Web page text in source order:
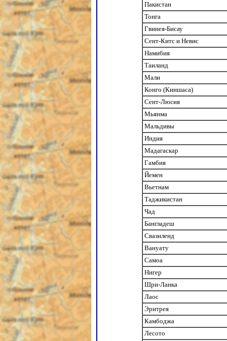
Пакистан
Тонга
Гвинея-Бисау
Сент-Китс и Невис
Намибия
Таиланд
Мали
Конго (Киншаса)
Сент-Люсия
Мьянма
Мальдивы
Индия
Мадагаскар
Гамбия
Йемен
Вьетнам
Таджикистан
Чад
Бангладеш
Свазиленд
Вануату
Самоа
Нигер
Шри-Ланка
Лаос
Эритрея
Камбоджа
Лесото